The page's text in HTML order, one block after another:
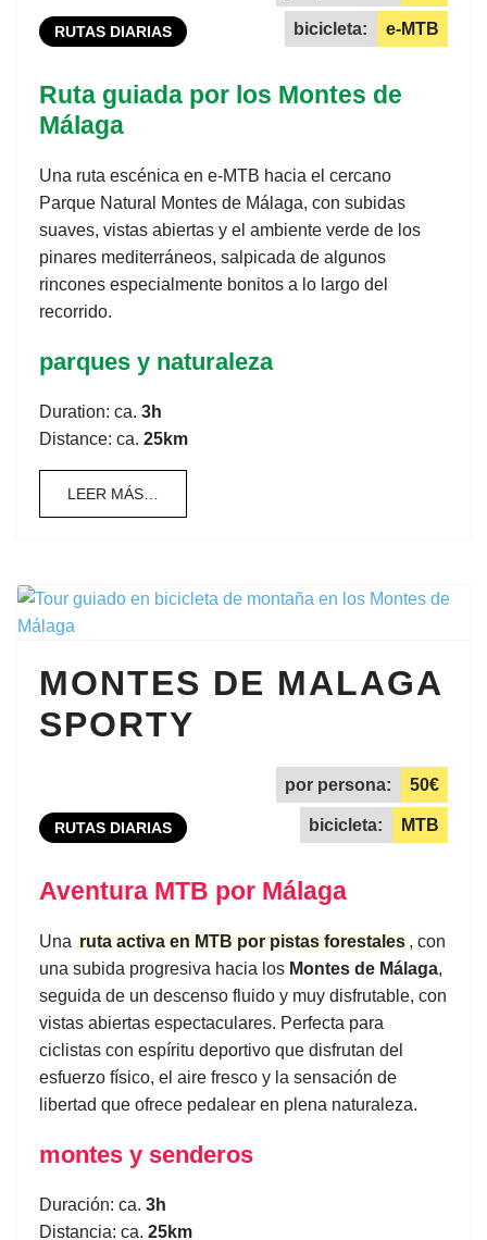
bicicleta: e-MTB
RUTAS DIARIAS
Ruta guiada por los Montes de
Málaga
Una ruta escénica en e-MTB hacia el cercano
Parque Natural Montes de Málaga, con subidas
suaves, vistas abiertas y el ambiente verde de los
pinares mediterráneos, salpicada de algunos
rincones especialmente bonitos a lo largo del
recorrido.
parques y naturaleza
Duration: ca. 3h
Distance: ca. 25km
LEER MÁS…
MONTES DE MALAGA
SPORTY
por persona: 50€
bicicleta: MTB
RUTAS DIARIAS
Aventura MTB por Málaga
Una ruta activa en MTB por pistas forestales , con
una subida progresiva hacia los Montes de Málaga,
seguida de un descenso fluido y muy disfrutable, con
vistas abiertas espectaculares. Perfecta para
ciclistas con espíritu deportivo que disfrutan del
esfuerzo físico, el aire fresco y la sensación de
libertad que ofrece pedalear en plena naturaleza.
montes y senderos
Duración: ca. 3h
Distancia: ca. 25km